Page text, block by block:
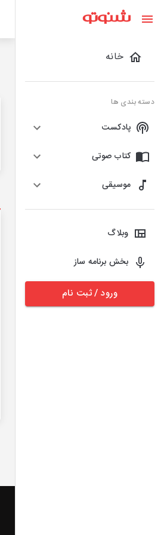
خانه
دسته بندی ها
پادکست
کتاب صوتی
موسیقی
وبلاگ
بخش برنامه ساز
ورود / ثبت نام